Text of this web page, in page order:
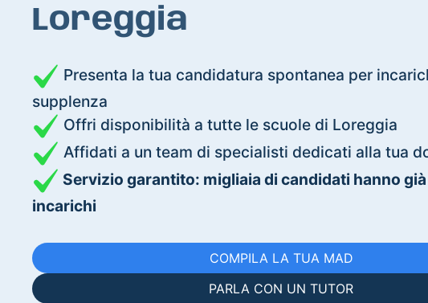
Loreggia
Presenta la tua candidatura spontanea per
supplenza
Offri disponibilità a tutte le scuole di Loreggia
Affidati a un team di specialisti dedicati alla tua
Servizio garantito: migliaia di candidati hanno
incarichi
COMPILA LA TUA MAD
PARLA CON UN TUTOR